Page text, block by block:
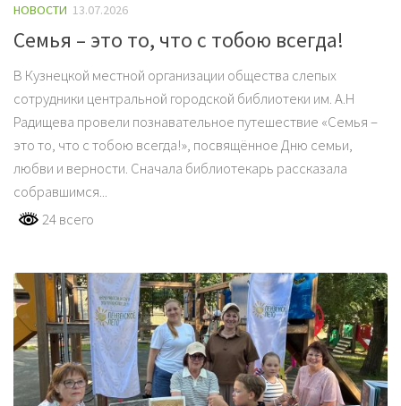
НОВОСТИ 13.07.2026
Семья – это то, что с тобою всегда!
В Кузнецкой местной организации общества слепых
сотрудники центральной городской библиотеки им. А.Н
Радищева провели познавательное путешествие «Семья –
это то, что с тобою всегда!», посвящённое Дню семьи,
любви и верности. Сначала библиотекарь рассказала
собравшимся...
24 всего